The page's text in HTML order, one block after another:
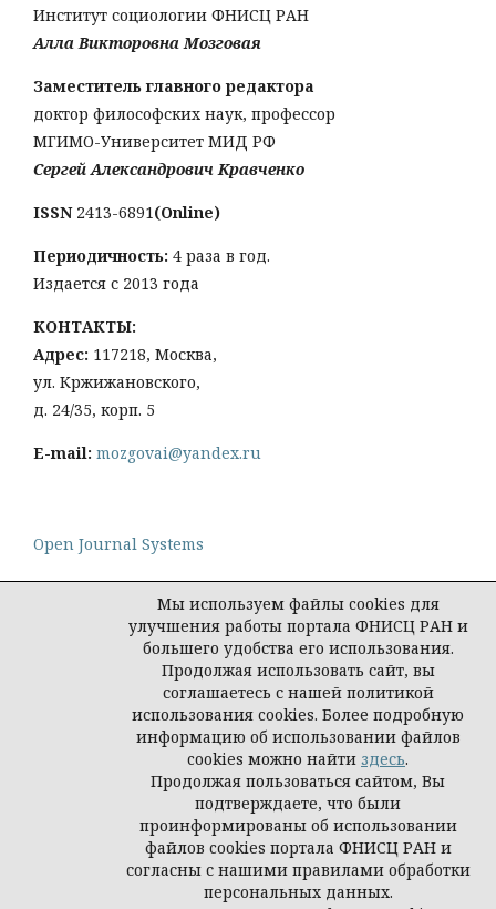
Институт социологии ФНИСЦ РАН
Алла Викторовна Мозговая
Заместитель главного редактора
доктор философских наук, профессор
МГИМО-Университет МИД РФ
Сергей Александрович Кравченко
ISSN 2413-6891(Online)
Периодичность: 4 раза в год.
Издается с 2013 года
КОНТАКТЫ:
Адрес: 117218, Москва,
ул. Кржижановского,
д. 24/35, корп. 5
E-mail: mozgovai@yandex.ru
Open Journal Systems
Политика конфиденциальности персональных
© Социологическая наука и социальная практика,
Мы используем файлы cookies для
улучшения работы портала ФНИСЦ РАН и
большего удобства его использования.
Продолжая использовать сайт, вы
соглашаетесь с нашей политикой
использования cookies. Более подробную
информацию об использовании файлов
cookies можно найти здесь.
Продолжая пользоваться сайтом, Вы
подтверждаете, что были
проинформированы об использовании
файлов cookies портала ФНИСЦ РАН и
согласны с нашими правилами обработки
персональных данных.